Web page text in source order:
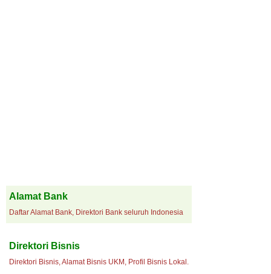
Alamat Bank
Daftar Alamat Bank, Direktori Bank seluruh Indonesia
Direktori Bisnis
Direktori Bisnis, Alamat Bisnis UKM, Profil Bisnis Lokal.